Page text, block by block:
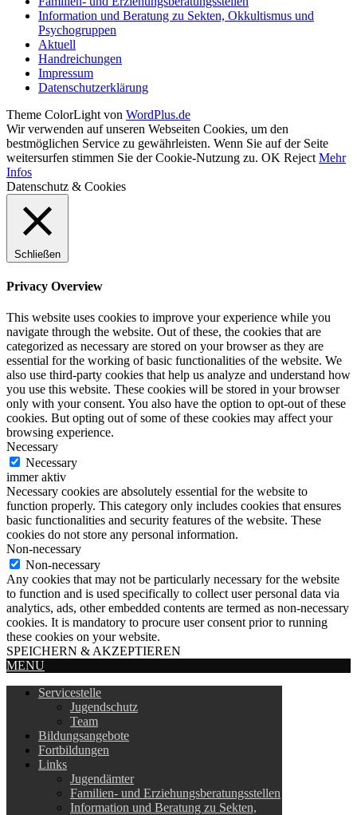
Information und Beratung zu Sekten, Okkultismus und
Psychogruppen
Aktuell
Handreichungen
Impressum
Datenschutzerklärung
Theme ColorLight von WordPlus.de
Wir verwenden auf unseren Webseiten Cookies, um den
bestmöglichen Service zu gewährleisten. Wenn Sie auf der Seite
weitersurfen stimmen Sie der Cookie-Nutzung zu. OK Reject Mehr
Infos
Datenschutz & Cookies
Schließen
Privacy Overview
This website uses cookies to improve your experience while you
navigate through the website. Out of these, the cookies that are
categorized as necessary are stored on your browser as they are
essential for the working of basic functionalities of the website. We
also use third-party cookies that help us analyze and understand how
you use this website. These cookies will be stored in your browser
only with your consent. You also have the option to opt-out of these
cookies. But opting out of some of these cookies may affect your
browsing experience.
Necessary
Necessary
immer aktiv
Necessary cookies are absolutely essential for the website to
function properly. This category only includes cookies that ensures
basic functionalities and security features of the website. These
cookies do not store any personal information.
Non-necessary
Non-necessary
Any cookies that may not be particularly necessary for the website
to function and is used specifically to collect user personal data via
analytics, ads, other embedded contents are termed as non-necessary
cookies. It is mandatory to procure user consent prior to running
these cookies on your website.
SPEICHERN & AKZEPTIEREN
MENU
Servicestelle
Jugendschutz
Team
Bildungsangebote
Fortbildungen
Links
Jugendämter
Familien- und Erziehungsberatungsstellen
Information und Beratung zu Sekten,